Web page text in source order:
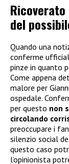
Ricoverato
del
Quando una
conferme
pinze in quanto
Come appena
malore per
ospedale.
per questo non
circolando
preoccupare i
silenzio social
questo caso
l’opinionista